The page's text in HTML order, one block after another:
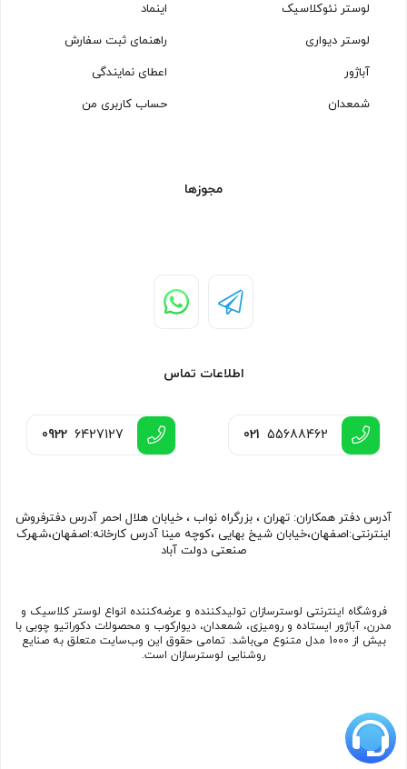
لوستر نئوکلاسیک
لوستر دیواری
آباژور
شمعدان
اینماد
راهنمای ثبت سفارش
اعطای نمایندگی
حساب کاربری من
مجوزها
اطلاعات تماس
021 55688462
0922 6427127
آدرس دفتر همکاران: تهران ، بزرگراه نواب ، خیابان هلال احمر آدرس دفترفروش
اینترنتی:اصفهان،خیابان شیخ بهایی ،کوچه مینا آدرس کارخانه:اصفهان،شهرک
صنعتی دولت آباد
فروشگاه اینترنتی لوسترسازان تولیدکننده و عرضه‌کننده انواع لوستر کلاسیک و
مدرن، آباژور ایستاده و رومیزی، شمعدان، دیوارکوب و محصولات دکوراتیو چوبی با
بیش از 1000 مدل متنوع می‌باشد. تمامی حقوق این وب‌سایت متعلق به صنایع
روشنایی لوسترسازان است.